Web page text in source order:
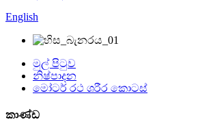
English
මුල් පිටුව
නිෂ්පාදන
මෝටර් රථ ශරීර කොටස්
කාණ්ඩ